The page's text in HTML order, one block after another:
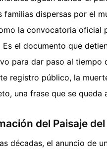
familias dispersas por el
la convocatoria oficial
el documento que
para dar paso al tiempo
registro público, la
una frase que se queda
del Paisaje
décadas, el anuncio de